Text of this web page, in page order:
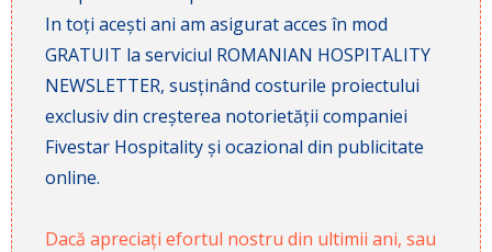
In toți acești ani am asigurat acces în mod
GRATUIT la serviciul ROMANIAN HOSPITALITY
NEWSLETTER, susținând costurile proiectului
exclusiv din creșterea notorietății companiei
Fivestar Hospitality și ocazional din publicitate
online.
Dacă apreciați efortul nostru din ultimii ani, sau